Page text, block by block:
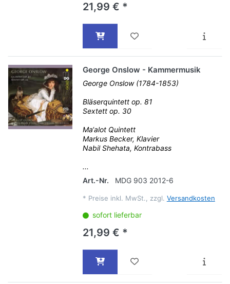
21,99 € *
George Onslow - Kammermusik
George Onslow (1784-1853)
Bläserquintett op. 81
Sextett op. 30
Ma‘alot Quintett
Markus Becker, Klavier
Nabil Shehata, Kontrabass
...
Art.-Nr.
MDG 903 2012-6
* Preise inkl. MwSt., zzgl. Versandkosten
sofort lieferbar
21,99 € *